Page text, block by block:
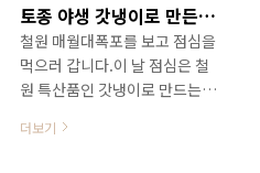
토종 야생 갓냉이로 만든 화려한 음식 / 철원 갓냉이 국수
철원 매월대폭포를 보고 점심을
먹으러 갑니다.이 날 점심은 철
원 특산품인 갓냉이로 만드는
냉이국수집은 5년 전에도 집사
더보기